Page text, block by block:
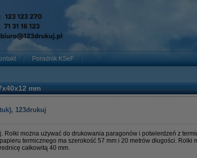
Poradnik KSeF
mm
123drukuj
Rolki można używać do drukowania paragonów i potwierdzeń z
termicznego ma szerokość 57 mm i 20 metrów długości. Rolki
całkowitą 40 mm.